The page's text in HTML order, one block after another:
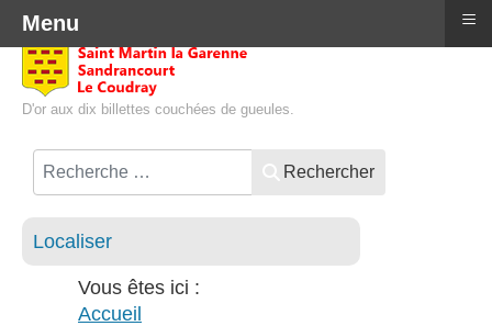
D'or aux dix billettes couchées de gueules.
Rechercher
Localiser
Vous êtes ici :
Accueil
Menu ≡